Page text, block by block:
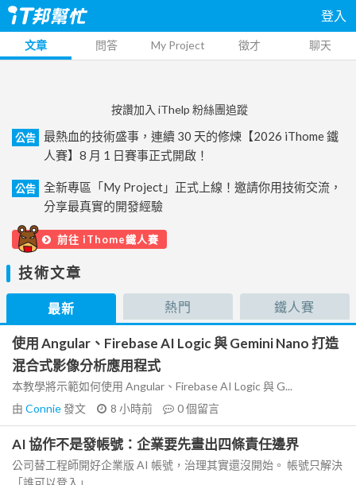
登入
文章 問答 My Project 徵才 聊天
按讚加入 iThelp 粉絲團追蹤
公告
最熱血的技術盛事，連續 30 天的修煉【2026 iThome 鐵
人賽】8 月 1 日賽事正式開啟！
公告
全新專區「My Project」正式上線！邀請你用技術交流，
分享最真實的開發經驗
前往 iThome鐵人賽
技術文章
最新 熱門 鐵人賽
使用 Angular、Firebase AI Logic 與 Gemini Nano 打造
混合式影像分析應用程式
本教學將示範如何使用 Angular、Firebase AI Logic 與 G...
由 Connie發文 8 小時前 0個留言
AI 協作不是發帳號：企業要先畫出四條責任邊界
公司替工程師開好企業版 AI 帳號，治理其實還沒開始。 帳號只解決
「誰可以登入」...